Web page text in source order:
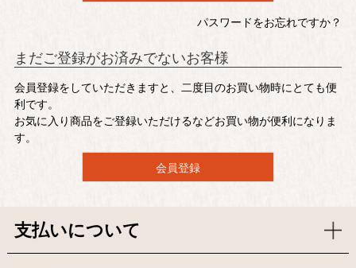
パスワードをお忘れですか？
まだご登録がお済みでないお客様
会員登録をしていただきますと、二度目のお買い物時にとても便
利です。
お気に入り商品をご登録いただけるなどお買い物が便利になりま
す。
会員登録
支払いについて